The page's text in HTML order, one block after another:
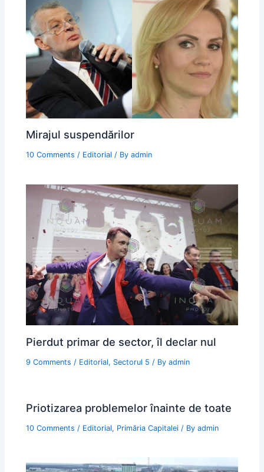
Mirajul suspendărilor
10 Comments / Editorial / Byadmin
Pierdut primar de sector, îl declar nul
9 Comments / Editorial, Sectorul 5 / Byadmin
Priotizarea problemelor înainte de toate
10 Comments / Editorial, Primăria Capitalei / Byadmin